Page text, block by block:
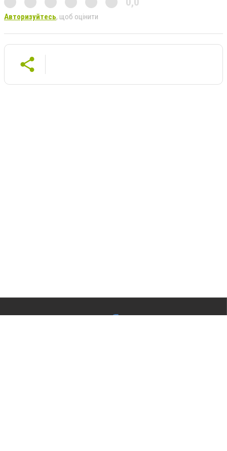
Авторизуйтесь, щоб оцінити